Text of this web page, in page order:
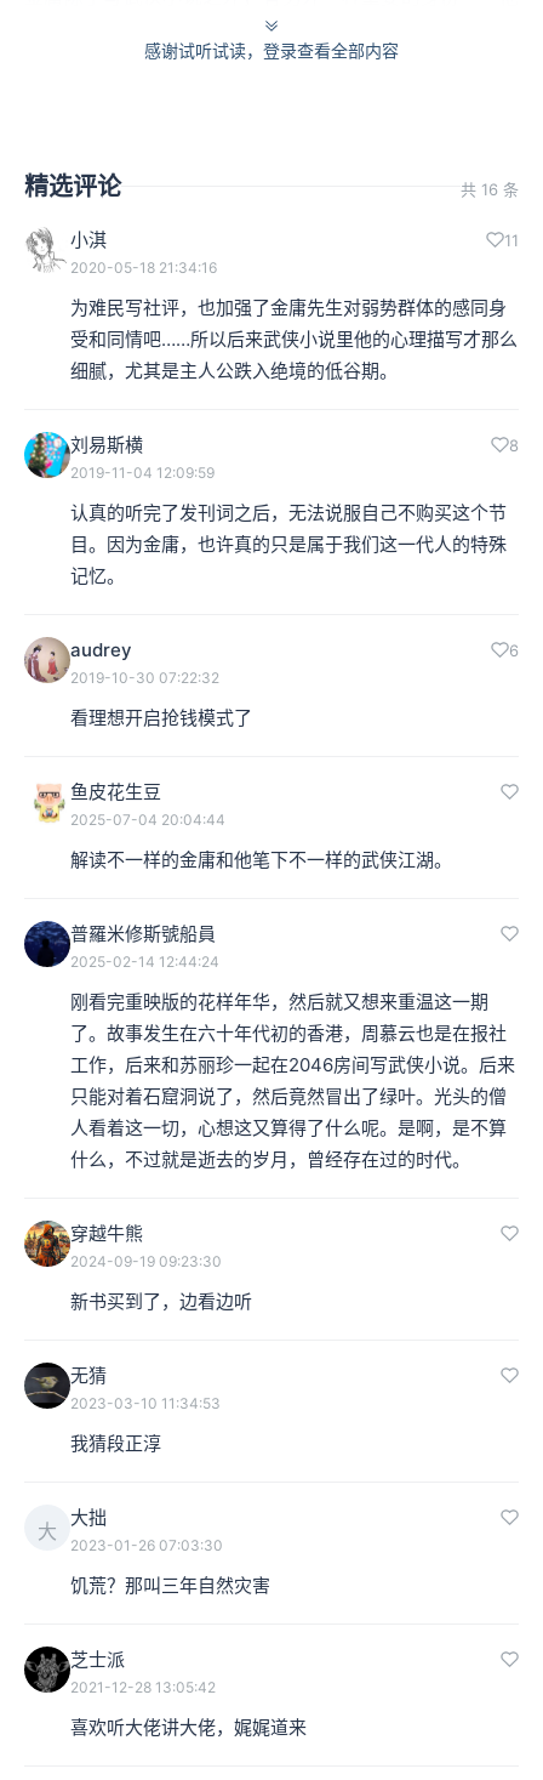
是一个报人。而且，没有报业的那些经历，我们很难想象
《新晚报》上连载的。那个时代在香港有左派跟右派的大
斗争，而斗争其中的一个重要的焦点，就是媒体，要争夺
媒体上面言论上面的影响力。
当时左派媒体的龙头是《大公报》，在那样的一个左右大
斗争的环境底下，《大公报》就必须要扩张它的影响力，
所以就办了《新晚报》，所以《新晚报》等于是《大公
报》所衍生出去的其中的一个媒体。金庸在1955年时候，
他的工作就是任职于《大公报》，不过他做的本来是国际
版的编译。当《新晚报》创刊的时候，因为是一家新的报
武侠小说会是一个好的工具，会是一个好的手段，要用武
本集编辑：dy、天真
感谢试听试读，登录查看全部内容
精选评论 共 16 条
小淇 11
2020-05-18 21:34:16
为难民写社评，也加强了金庸先生对弱势群体的感同身
受和同情吧……所以后来武侠小说里他的心理描写才那么
细腻，尤其是主人公跌入绝境的低谷期。
刘易斯横 8
2019-11-04 12:09:59
认真的听完了发刊词之后，无法说服自己不购买这个节
目。因为金庸，也许真的只是属于我们这一代人的特殊
记忆。
audrey 6
2019-10-30 07:22:32
看理想开启抢钱模式了
鱼皮花生豆
2025-07-04 20:04:44
解读不一样的金庸和他笔下不一样的武侠江湖。
普羅米修斯號船員
2025-02-14 12:44:24
刚看完重映版的花样年华，然后就又想来重温这一期
了。故事发生在六十年代初的香港，周慕云也是在报社
工作，后来和苏丽珍一起在2046房间写武侠小说。后来
只能对着石窟洞说了，然后竟然冒出了绿叶。光头的僧
人看着这一切，心想这又算得了什么呢。是啊，是不算
什么，不过就是逝去的岁月，曾经存在过的时代。
穿越牛熊
2024-09-19 09:23:30
新书买到了，边看边听
无猜
2023-03-10 11:34:53
我猜段正淳
大
大拙
2023-01-26 07:03:30
饥荒？那叫三年自然灾害
芝士派
2021-12-28 13:05:42
喜欢听大佬讲大佬，娓娓道来